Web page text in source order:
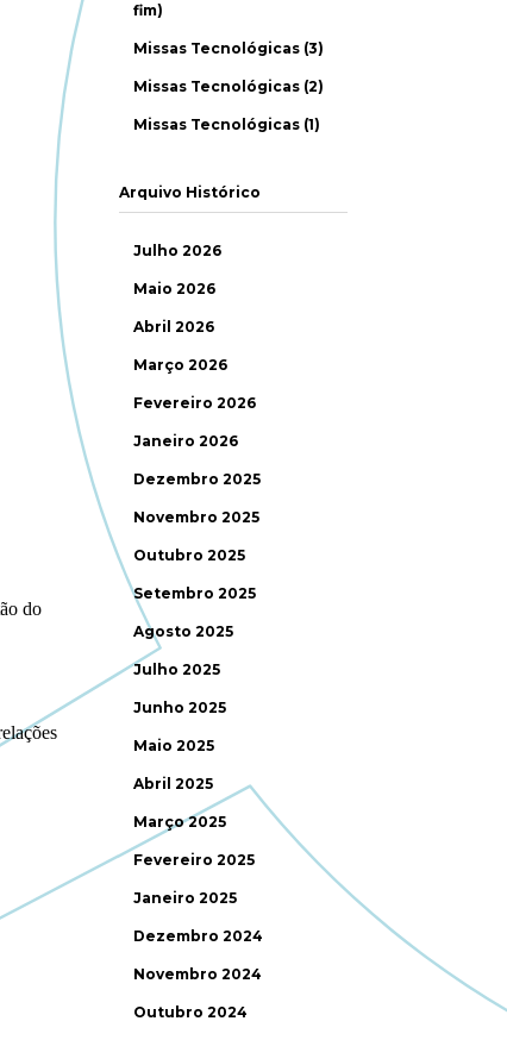
fim)
Missas Tecnológicas (3)
Missas Tecnológicas (2)
Missas Tecnológicas (1)
Arquivo Histórico
Julho 2026
Maio 2026
Abril 2026
Março 2026
Fevereiro 2026
Janeiro 2026
Dezembro 2025
Novembro 2025
Outubro 2025
Setembro 2025
Agosto 2025
Julho 2025
Junho 2025
Maio 2025
Abril 2025
Março 2025
Fevereiro 2025
Janeiro 2025
Dezembro 2024
Novembro 2024
Outubro 2024